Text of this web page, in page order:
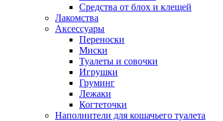
Средства от блох и клещей
Лакомства
Аксессуары
Переноски
Миски
Туалеты и совочки
Игрушки
Груминг
Лежаки
Когтеточки
Наполнители для кошачьего туалета